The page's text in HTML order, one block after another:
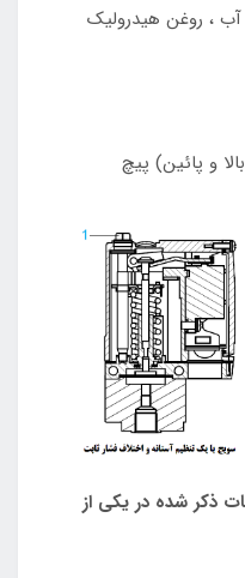
، روغن هیدرولیک
و پائین) پیچ
ذکر شده در یکی از